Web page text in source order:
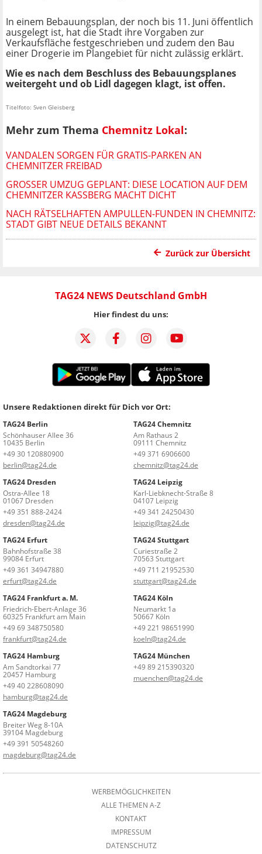
In einem Bebauungsplan, der noch bis 11. Juni öffentlich
ausgelegt ist, hat die Stadt ihre Vorgaben zur
Verkaufsfläche festgeschrieben und zudem den Bau
einer Drogerie im Plangebiet für nicht zulässig erklärt.
Wie es nach dem Beschluss des Bebauungsplanes
weitergeht und ob Lidl dagegen klagt, ist offen.
Titelfoto: Sven Gleisberg
Mehr zum Thema Chemnitz Lokal:
VANDALEN SORGEN FÜR GRATIS-PARKEN AN
CHEMNITZER FREIBAD
GROSSER UMZUG GEPLANT: DIESE LOCATION AUF DEM C
HEMNITZER KASSBERG MACHT DICHT
NACH RÄTSELHAFTEN AMPULLEN-FUNDEN IN CHEMNITZ:
STADT GIBT NEUE DETAILS BEKANNT
Zurück zur Übersicht
TAG24 NEWS Deutschland GmbH
Hier findest du uns:
Unsere Redaktionen direkt für Dich vor Ort:
TAG24 Berlin
Schönhauser Allee 36
10435 Berlin
+49 30 120880900
berlin@tag24.de
TAG24 Chemnitz
Am Rathaus 2
09111 Chemnitz
+49 371 6906600
chemnitz@tag24.de
TAG24 Dresden
Ostra-Allee 18
01067 Dresden
+49 351 888-2424
dresden@tag24.de
TAG24 Leipzig
Karl-Liebknecht-Straße 8
04107 Leipzig
+49 341 24250430
leipzig@tag24.de
TAG24 Erfurt
Bahnhofstraße 38
99084 Erfurt
+49 361 34947880
erfurt@tag24.de
TAG24 Stuttgart
Curiestraße 2
70563 Stuttgart
+49 711 21952530
stuttgart@tag24.de
TAG24 Frankfurt a. M.
Friedrich-Ebert-Anlage 36
60325 Frankfurt am Main
+49 69 348750580
frankfurt@tag24.de
TAG24 Köln
Neumarkt 1a
50667 Köln
+49 221 98651990
koeln@tag24.de
TAG24 Hamburg
Am Sandtorkai 77
20457 Hamburg
+49 40 228608090
hamburg@tag24.de
TAG24 München
+49 89 215390320
muenchen@tag24.de
TAG24 Magdeburg
Breiter Weg 8-10A
39104 Magdeburg
+49 391 50548260
magdeburg@tag24.de
WERBEMÖGLICHKEITEN
ALLE THEMEN A-Z
KONTAKT
IMPRESSUM
DATENSCHUTZ